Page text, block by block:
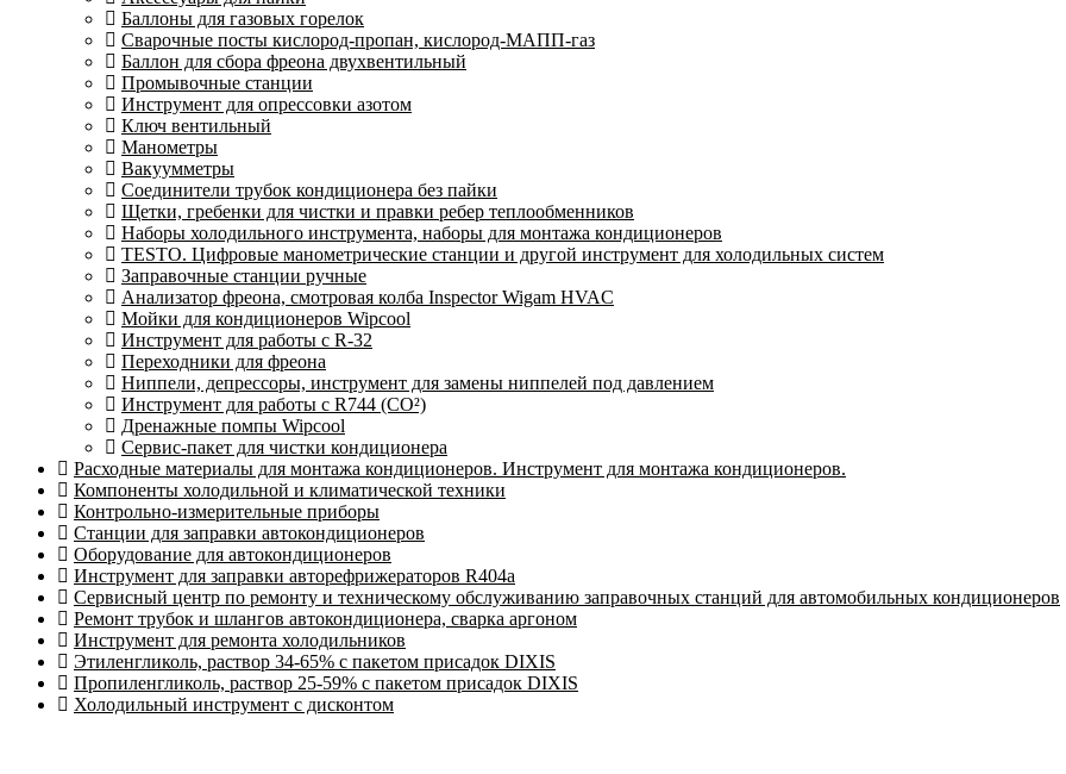
Баллоны для газовых горелок
Сварочные посты кислород-пропан, кислород-МАПП-газ
Баллон для сбора фреона двухвентильный
Промывочные станции
Инструмент для опрессовки азотом
Ключ вентильный
Манометры
Вакуумметры
Соединители трубок кондиционера без пайки
Щетки, гребенки для чистки и правки ребер теплообменников
Наборы холодильного инструмента, наборы для монтажа кондиционеров
TESTO. Цифровые манометрические станции и другой инструмент для холодильных систем
Заправочные станции ручные
Анализатор фреона, смотровая колба Inspector Wigam HVAC
Мойки для кондиционеров Wipcool
Инструмент для работы с R-32
Переходники для фреона
Ниппели, депрессоры, инструмент для замены ниппелей под давлением
Инструмент для работы с R744 (CO²)
Дренажные помпы Wipcool
Сервис-пакет для чистки кондиционера
Расходные материалы для монтажа кондиционеров. Инструмент для монтажа кондиционеров.
Компоненты холодильной и климатической техники
Контрольно-измерительные приборы
Станции для заправки автокондиционеров
Оборудование для автокондиционеров
Инструмент для заправки авторефрижераторов R404a
Сервисный центр по ремонту и техническому обслуживанию заправочных станций для автомобильных кондиционеров
Ремонт трубок и шлангов автокондиционера, сварка аргоном
Инструмент для ремонта холодильников
Этиленгликоль, раствор 34-65% с пакетом присадок DIXIS
Пропиленгликоль, раствор 25-59% с пакетом присадок DIXIS
Холодильный инструмент с дисконтом